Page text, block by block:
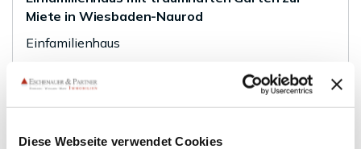
Diese Webseite verwendet Cookies
Miete in Wiesbaden-Naurod
Einfamilienhaus
148 m²
WOHNFLÄCHE